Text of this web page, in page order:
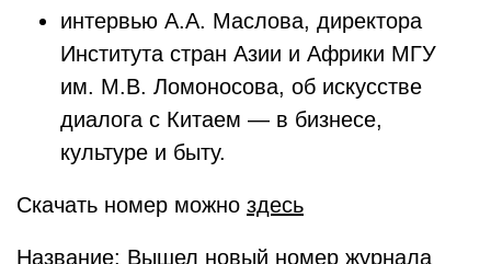
интервью А.А. Маслова, директора
Института стран Азии и Африки МГУ
им. М.В. Ломоносова, об искусстве
диалога с Китаем — в бизнесе,
культуре и быту.
Скачать номер можно здесь
Название: Вышел новый номер журнала